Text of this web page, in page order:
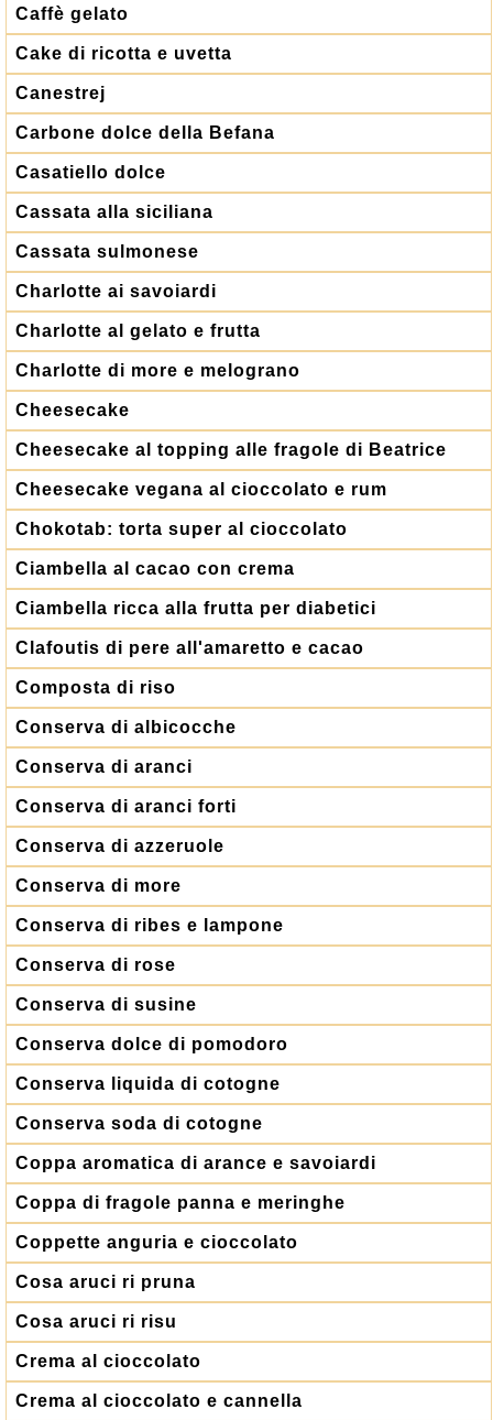
Caffè gelato
Cake di ricotta e uvetta
Canestrej
Carbone dolce della Befana
Casatiello dolce
Cassata alla siciliana
Cassata sulmonese
Charlotte ai savoiardi
Charlotte al gelato e frutta
Charlotte di more e melograno
Cheesecake
Cheesecake al topping alle fragole di Beatrice
Cheesecake vegana al cioccolato e rum
Chokotab: torta super al cioccolato
Ciambella al cacao con crema
Ciambella ricca alla frutta per diabetici
Clafoutis di pere all'amaretto e cacao
Composta di riso
Conserva di albicocche
Conserva di aranci
Conserva di aranci forti
Conserva di azzeruole
Conserva di more
Conserva di ribes e lampone
Conserva di rose
Conserva di susine
Conserva dolce di pomodoro
Conserva liquida di cotogne
Conserva soda di cotogne
Coppa aromatica di arance e savoiardi
Coppa di fragole panna e meringhe
Coppette anguria e cioccolato
Cosa aruci ri pruna
Cosa aruci ri risu
Crema al cioccolato
Crema al cioccolato e cannella